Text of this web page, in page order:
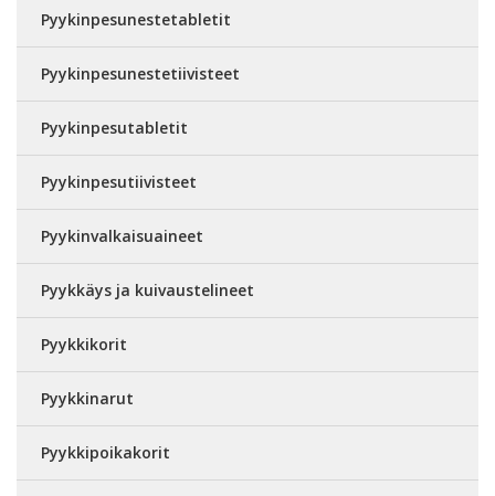
Pyykinpesunestetabletit
Pyykinpesunestetiivisteet
Pyykinpesutabletit
Pyykinpesutiivisteet
Pyykinvalkaisuaineet
Pyykkäys ja kuivaustelineet
Pyykkikorit
Pyykkinarut
Pyykkipoikakorit